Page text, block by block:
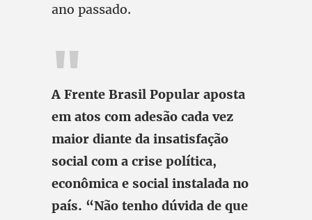
ano passado.
A Frente Brasil Popular aposta
em atos com adesão cada vez
maior diante da insatisfação
social com a crise política,
econômica e social instalada no
país. “Não tenho dúvida de que